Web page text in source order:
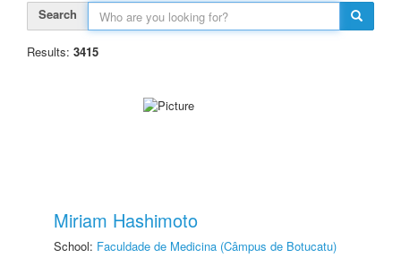
Search
Results: 3415
Miriam Hashimoto
School: Faculdade de Medicina (Câmpus de Botucatu)